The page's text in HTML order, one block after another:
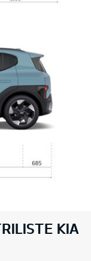
KIA